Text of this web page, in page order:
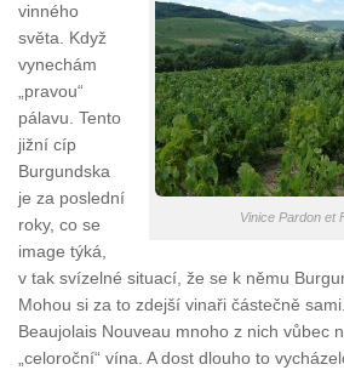
Vinice Pardon et
vinného
světa. Když
vynechám
„pravou“
pálavu. Tento
jižní cíp
Burgundska
je za poslední
roky, co se
image týká,
v tak svízelné situací, že se k němu
Mohou si za to zdejší vinaři částečně
Beaujolais Nouveau mnoho z nich vůbec
„celoroční“ vína. A dost dlouho to